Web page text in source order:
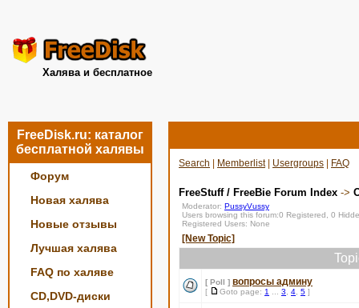
Халява и бесплатное
FreeDisk.ru: каталог
бесплатной халявы
Форум
Новая халява
Новые отзывы
Лучшая халява
FAQ по халяве
CD,DVD-диски
Search Memberlist| Usergroups FAQ
FreeStuff / FreeBie Forum Index ->
Moderator: PussyVussy
Users browsing this forum:0 Registered, 0
Registered Users: None
[New Topic]
[ Poll ] вопросы админу
[ Goto page: 1 3 4 5 ]